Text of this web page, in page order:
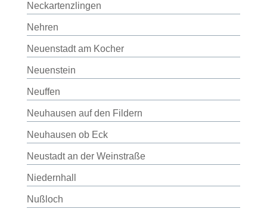
Neckartenzlingen
Nehren
Neuenstadt am Kocher
Neuenstein
Neuffen
Neuhausen auf den Fildern
Neuhausen ob Eck
Neustadt an der Weinstraße
Niedernhall
Nußloch